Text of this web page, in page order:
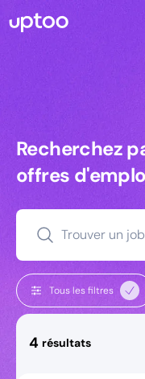
Recherchez
Recherchez
offres
Trouver un job
Tous les filtres
4 résultats